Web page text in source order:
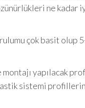
ne
çok basit olup
yapılacak
sistemi profillerin